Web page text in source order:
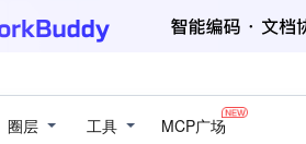
圈层 工具 MCP广场